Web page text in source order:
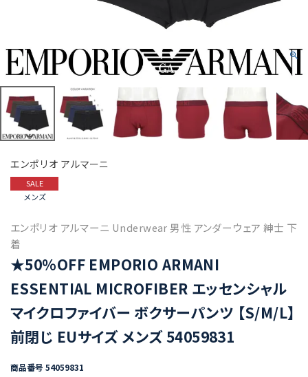
エンポリオ アルマーニ
SALE
メンズ
エンポリオ アルマーニ Underwear 男性 アンダーウェア 紳士 下
着
★50%OFF EMPORIO ARMANI
ESSENTIAL MICROFIBER エッセンシャル
マイクロファイバー ボクサーパンツ 【S/M/L】
前閉じ EUサイズ メンズ 54059831
商品番号 54059831